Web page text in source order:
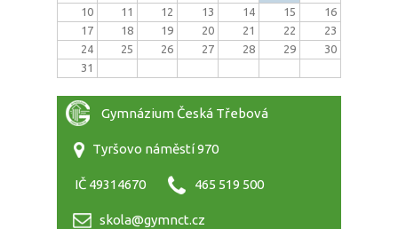
10
11 12 13 14 15
16
17
18 19 20 21 22
23
24
25 26 27 28 29
30
31
Gymnázium Česká Třebová
Tyršovo náměstí 970
IČ 49314670 465 519 500
skola@gymnct.cz